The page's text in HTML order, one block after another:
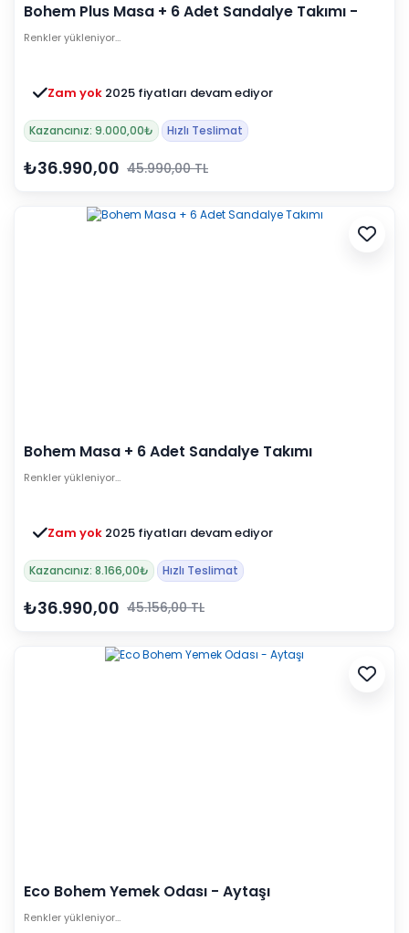
Bohem Plus Masa + 6 Adet Sandalye Takımı -
Aytaşı
Renkler yükleniyor…
Zam yok 2025 fiyatları devam ediyor
Kazancınız: 9.000,00₺ Hızlı Teslimat
₺36.990,00 45.990,00 TL
Bohem Masa + 6 Adet Sandalye Takımı
Renkler yükleniyor…
Zam yok 2025 fiyatları devam ediyor
Kazancınız: 8.166,00₺ Hızlı Teslimat
₺36.990,00 45.156,00 TL
Eco Bohem Yemek Odası - Aytaşı
Renkler yükleniyor…